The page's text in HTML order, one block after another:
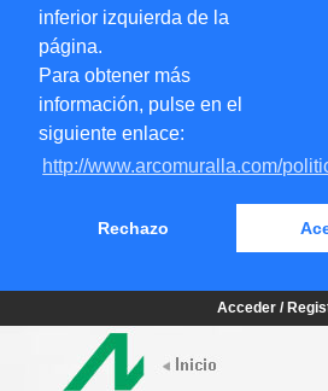
inferior izquierda de la
página.
Para obtener más
información, pulse en el
siguiente enlace:
http://www.arcomuralla.com/
Rechazo
Acceder /